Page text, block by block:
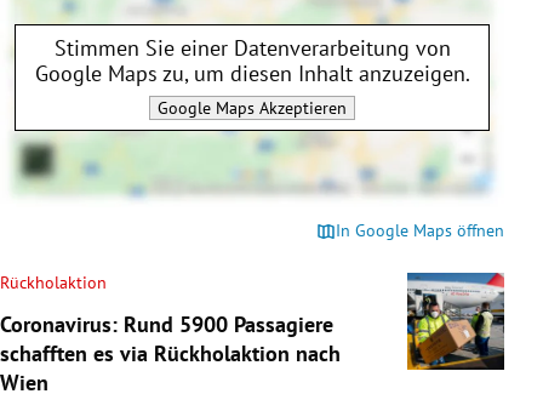
In Google Maps öffnen
Stimmen Sie einer Datenverarbeitung von
Google Maps zu, um diesen Inhalt anzuzeigen.
Google Maps Akzeptieren
Rückholaktion
Coronavirus: Rund 5900 Passagiere
schafften es via Rückholaktion nach
Wien